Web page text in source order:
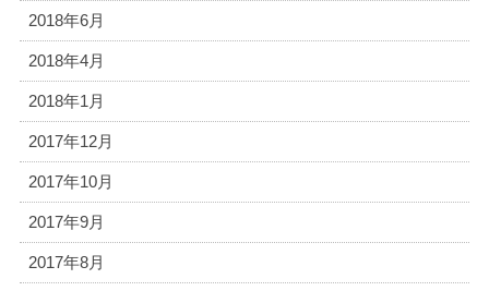
2018年6月
2018年4月
2018年1月
2017年12月
2017年10月
2017年9月
2017年8月